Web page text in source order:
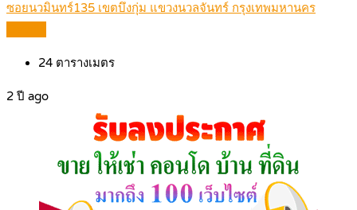
ซอยนวมินทร์135 เขตบึงกุ่ม แขวงนวลจันทร์ กรุงเทพมหานคร
24 ตารางเมตร
2 ปี ago